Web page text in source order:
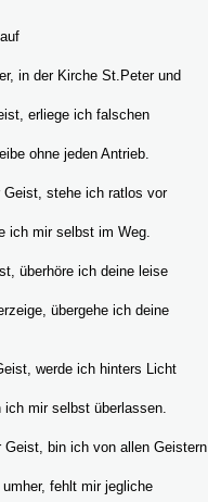
in der Kirche St.Peter und
erliege ich falschen
ohne jeden Antrieb.
stehe ich ratlos vor
ich mir selbst im Weg.
überhöre ich deine leise
übergehe ich deine
werde ich hinters Licht
mir selbst überlassen.
bin ich von allen Geistern
fehlt mir jegliche